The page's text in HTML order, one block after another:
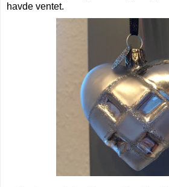
havde ventet.